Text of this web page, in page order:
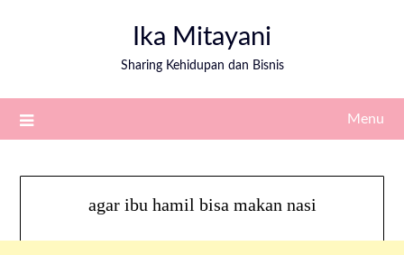
Ika Mitayani
Sharing Kehidupan dan Bisnis
Menu
agar ibu hamil bisa makan nasi